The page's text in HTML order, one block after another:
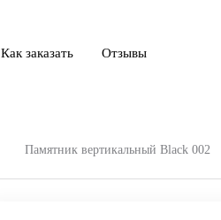
Как заказать Отзывы
Памятник вертикальный Black 002